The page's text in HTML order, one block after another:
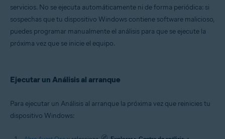
servicios. No se ejecuta automáticamente ni de forma periódica: si
sospechas que tu dispositivo Windows contiene software malicioso,
puedes programar manualmente el análisis para que se ejecute la
próxima vez que se inicie el equipo.
Ejecutar un Análisis al arranque
Para ejecutar un Análisis al arranque la próxima vez que reinicies tu
dispositivo Windows: